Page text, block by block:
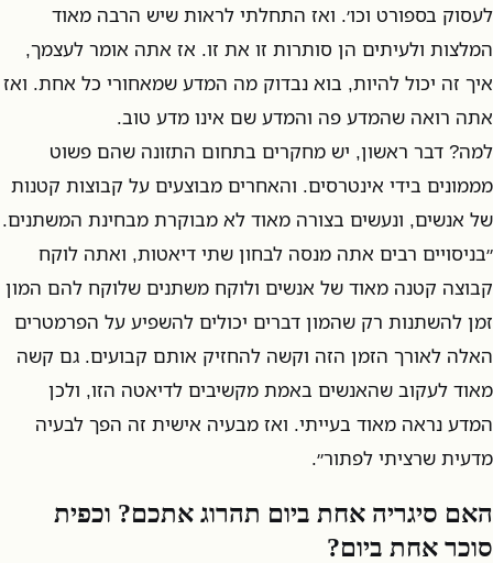
לעסוק בספורט וכו׳. ואז התחלתי לראות שיש הרבה מאוד
המלצות ולעיתים הן סותרות זו את זו. אז אתה אומר לעצמך,
איך זה יכול להיות, בוא נבדוק מה המדע שמאחורי כל אחת. ואז
אתה רואה שהמדע פה והמדע שם אינו מדע טוב.
למה? דבר ראשון, יש מחקרים בתחום התזונה שהם פשוט
מממונים בידי אינטרסים. והאחרים מבוצעים על קבוצות קטנות
של אנשים, ונעשים בצורה מאוד לא מבוקרת מבחינת המשתנים.
״בניסויים רבים אתה מנסה לבחון שתי דיאטות, ואתה לוקח
קבוצה קטנה מאוד של אנשים ולוקח משתנים שלוקח להם המון
זמן להשתנות רק שהמון דברים יכולים להשפיע על הפרמטרים
האלה לאורך הזמן הזה וקשה להחזיק אותם קבועים. גם קשה
מאוד לעקוב שהאנשים באמת מקשיבים לדיאטה הזו, ולכן
המדע נראה מאוד בעייתי. ואז מבעיה אישית זה הפך לבעיה
מדעית שרציתי לפתור״.
האם סיגריה אחת ביום תהרוג אתכם? וכפית
סוכר אחת ביום?